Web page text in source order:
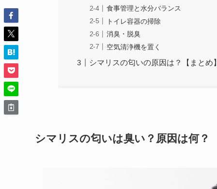
食事管理と水分バランス
トイレ容器の掃除
消臭・脱臭
空気清浄機を置く
シマリスの匂いの原因は？【まとめ
シマリスの匂いは臭い？原因は何？